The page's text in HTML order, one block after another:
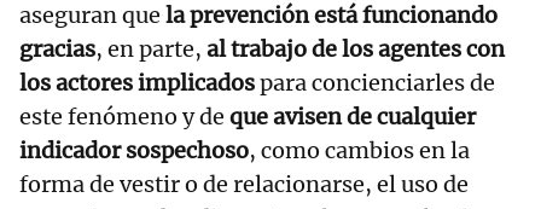
aseguran que la prevención está funcionando
gracias, en parte, al trabajo de los agentes con
los actores implicadospara concienciarles de
este fenómeno y de que avisen de cualquier
indicador sospechoso, como cambios en la
forma de vestir o de relacionarse, el uso de